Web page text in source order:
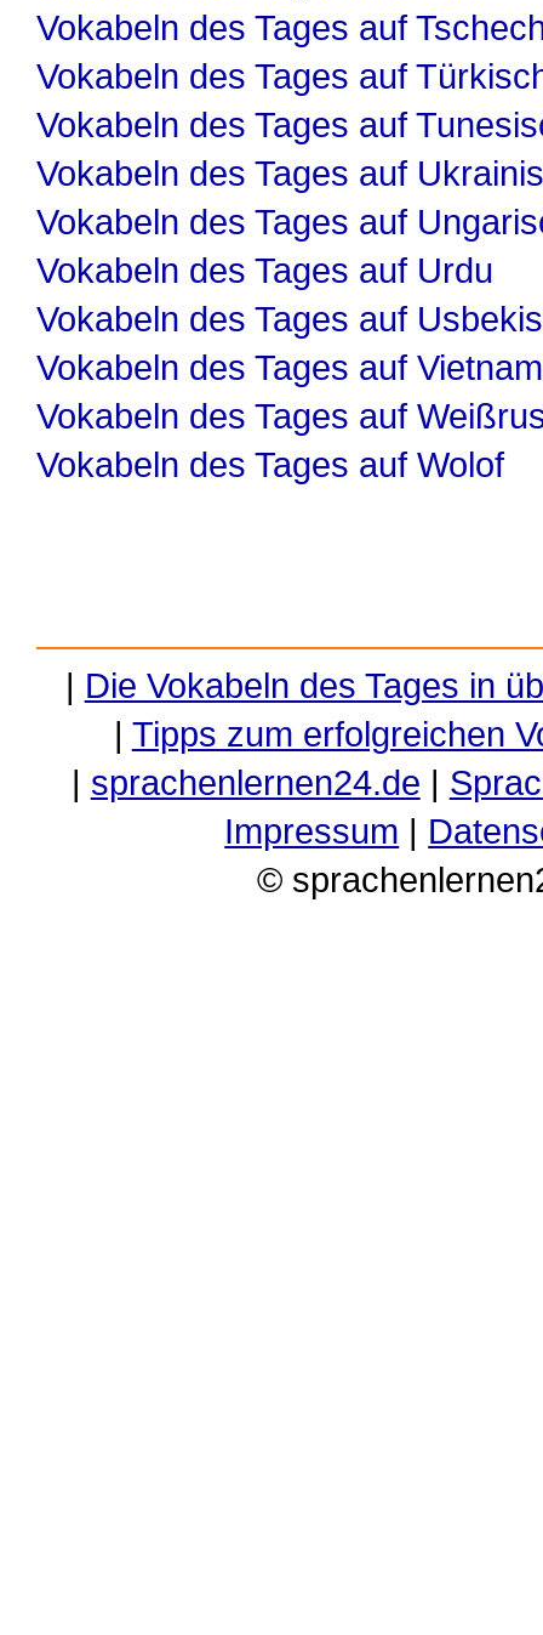
Vokabeln des Tages auf
Vokabeln des Tages auf
Vokabeln des Tages auf
Vokabeln des Tages auf
Vokabeln des Tages auf
Vokabeln des Tages auf Urdu
Vokabeln des Tages auf
Vokabeln des Tages auf
Vokabeln des Tages auf
Vokabeln des Tages auf Wolof
| Die Vokabeln des Tages in
| Tipps zum erfolgreichen
| sprachenlernen24.de |
Impressum |
©